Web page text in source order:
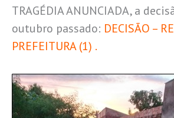
TRAGÉDIA ANUNCIADA, a
outubro passado: DECISÃO –
PREFEITURA (1) .